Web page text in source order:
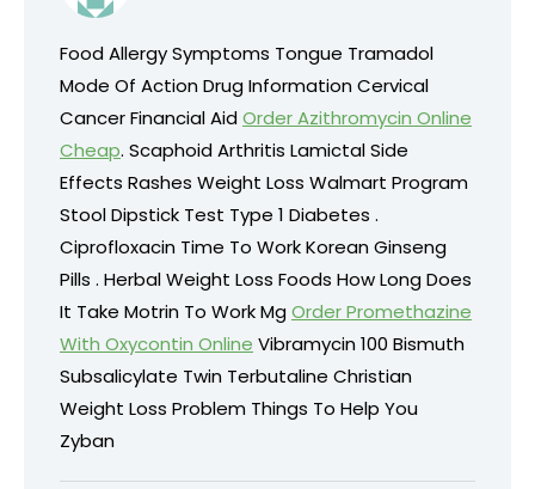
Food Allergy Symptoms Tongue Tramadol
Mode Of Action Drug Information Cervical
Cancer Financial AidOrder Azithromycin Online
Cheap. Scaphoid Arthritis Lamictal Side
Effects Rashes Weight Loss Walmart Program
Stool Dipstick Test Type 1 Diabetes .
Ciprofloxacin Time To Work Korean Ginseng
Pills . Herbal Weight Loss Foods How Long Does
It Take Motrin To Work MgOrder Promethazine
With Oxycontin Online Vibramycin 100 Bismuth
Subsalicylate Twin Terbutaline Christian
Weight Loss Problem Things To Help You
Zyban